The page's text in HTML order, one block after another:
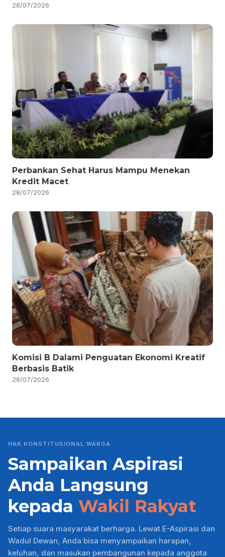
28/07/2026
Perbankan Sehat Harus Mampu Menekan
Kredit Macet
28/07/2026
Komisi B Dalami Penguatan Ekonomi Kreatif
Berbasis Batik
28/07/2026
HAK KONSTITUSIONAL WARGA
Sampaikan Aspirasi
Anda Langsung
kepada Wakil Rakyat
Setiap suara masyarakat berharga. Lewat E-Aspirasi dan
Wadul Dewan, Anda bisa menyampaikan harapan,
keluhan, dan masukan pembangunan kepada anggota